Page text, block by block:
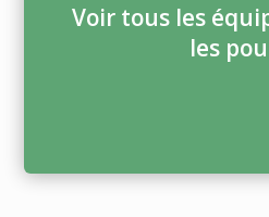
Voir tous les
les